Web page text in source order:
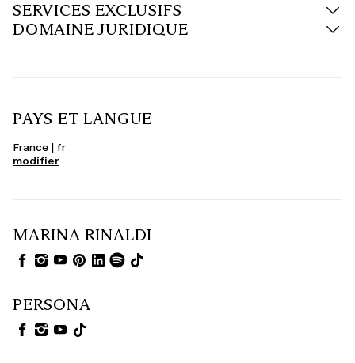
SERVICES EXCLUSIFS
DOMAINE JURIDIQUE
PAYS ET LANGUE
France | fr
modifier
MARINA RINALDI
PERSONA